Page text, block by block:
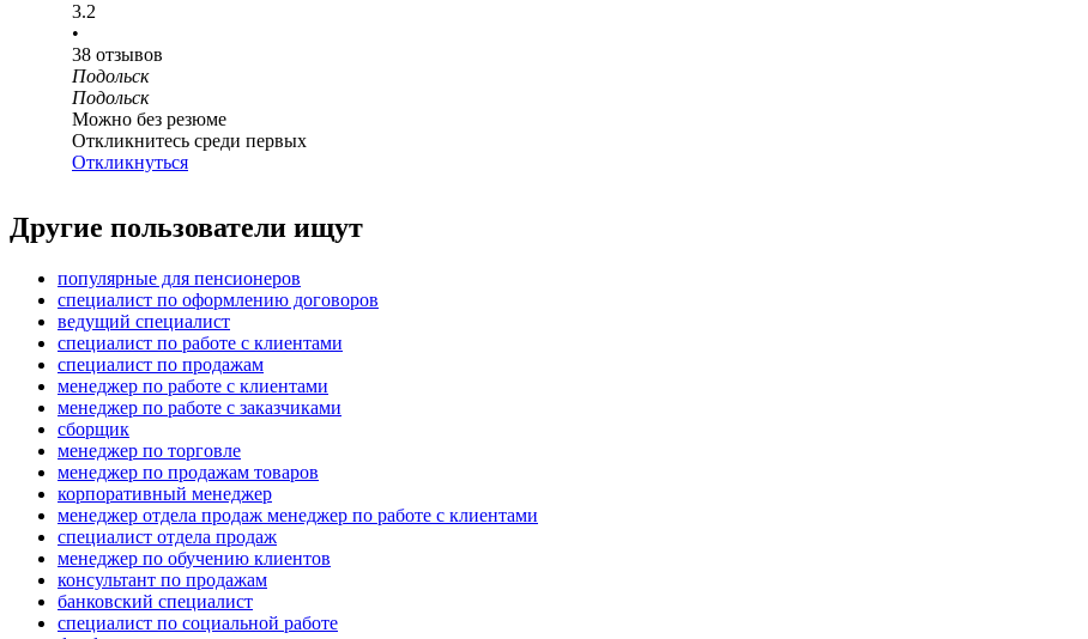
3.2
•
38 отзывов
Подольск
Подольск
Можно без резюме
Откликнитесь среди первых
Откликнуться
Другие пользователи ищут
популярные для пенсионеров
специалист по оформлению договоров
ведущий специалист
специалист по работе с клиентами
специалист по продажам
менеджер по работе с клиентами
менеджер по работе с заказчиками
сборщик
менеджер по торговле
менеджер по продажам товаров
корпоративный менеджер
менеджер отдела продаж менеджер по работе с клиентами
специалист отдела продаж
менеджер по обучению клиентов
консультант по продажам
банковский специалист
специалист по социальной работе